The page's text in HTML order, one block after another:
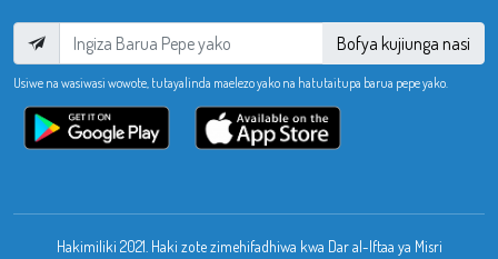
Bofya kujiunga nasi
Usiwe na wasiwasi wowote, tutayalinda maelezo yako na hatutaitupa barua pepe yako.
Hakimiliki 2021. Haki zote zimehifadhiwa kwa Dar al-Iftaa ya Misri